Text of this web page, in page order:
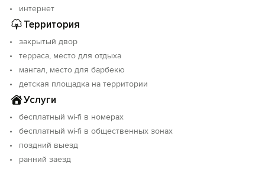
интернет
Территория
закрытый двор
терраса, место для отдыха
мангал, место для барбекю
детская площадка на территории
Услуги
бесплатный wi-fi в номерах
бесплатный wi-fi в общественных зонах
поздний выезд
ранний заезд